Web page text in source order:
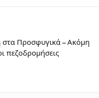
Προσφυγικά – Ακόμη
πεζοδρομήσεις